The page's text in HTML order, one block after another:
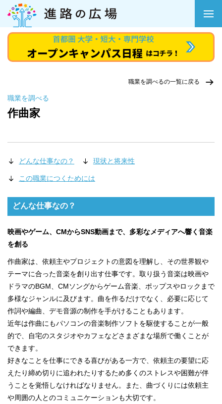
職業を調べるの一覧に戻る
職業を調べる
作曲家
どんな仕事なの？ 現状と将来性
この職業につくためには
どんな仕事なの？
映画やゲーム、CMからSNS動画まで、多彩なメディアへ響く音楽
を創る
作曲家は、依頼主やプロジェクトの意図を理解し、その世界観や
テーマに合った音楽を創り出す仕事です。取り扱う音楽は映画や
ドラマのBGM、CMソングからゲーム音楽、ポップスやロックまで
多様なジャンルに及びます。曲を作るだけでなく、必要に応じて
作詞や編曲、デモ音源の制作を手がけることもあります。
近年は作曲にもパソコンの音楽制作ソフトを駆使することが一般
的で、自宅のスタジオやカフェなどさまざまな場所で働くことが
できます。
好きなことを仕事にできる喜びがある一方で、依頼主の要望に応
えたり締め切りに追われたりするため多くのストレスや困難が伴
うことを覚悟しなければなりません。また、曲づくりには依頼主
や周囲の人とのコミュニケーションも大切です。